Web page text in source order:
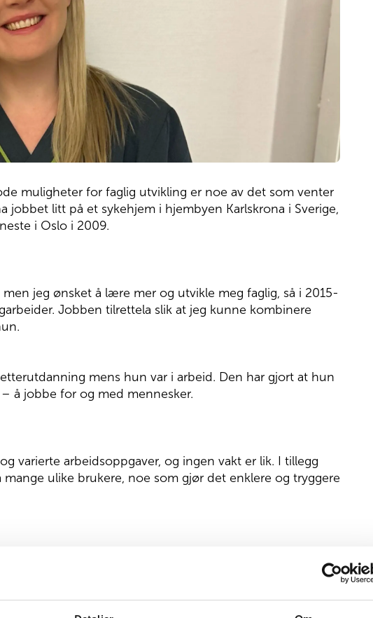
muligheter for faglig utvikling er noe av det som venter
jobbet litt på et sykehjem i hjembyen Karlskrona i Sverige,
i Oslo i 2009.
jeg ønsket å lære mer og utvikle meg faglig, så i 2015-
Jobben tilrettela slik at jeg kunne kombinere
mens hun var i arbeid. Den har gjort at hun
å jobbe for og med mennesker.
varierte arbeidsoppgaver, og ingen vakt er lik. I tillegg
ulike brukere, noe som gjør det enklere og tryggere